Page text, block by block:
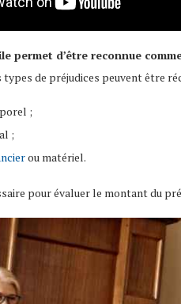
permet d’être reconnue
types de préjudices peuvent être
;
;
ou matériel.
pour évaluer le montant du